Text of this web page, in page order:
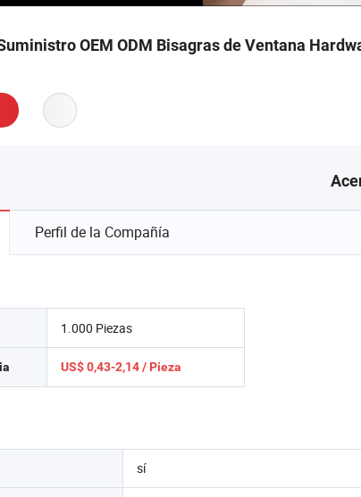
OEM ODM Bisagras de Ventana
Perfil de la Compañía
1.000 Piezas
US$ 0,43-2,14 / Pieza
sí